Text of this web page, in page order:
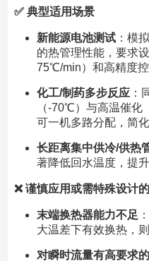
✅ 典型适用场景
新能源电池测试：模
的热管理性能，要求
75℃/min）和高精度控
化工/制药多步反应：
（-70℃）与高温催化
可一机多路分配，简化
长距离集中供冷/供热
著降低回水温度，提
❌ 谨慎应用或需特殊设计
末端换热器能力不足
大温差下有效换热，
对瞬时流量有高要求